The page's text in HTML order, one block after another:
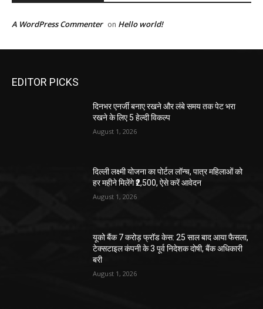
A WordPress Commenter on Hello world!
EDITOR PICKS
दिनभर एनर्जी बनाए रखने और लंबे समय तक पेट भरा
रखने के लिए 5 हेल्दी विकल्प
August 1, 2026
दिल्ली लक्ष्मी योजना का पोर्टल लॉन्च, पात्र महिलाओं को
हर महीने मिलेंगे ₹2,500, ऐसे करें आवेदन
August 1, 2026
यूको बैंक 7 करोड़ फ्रॉड केस: 25 साल बाद आया फैसला,
टेक्सटाइल कंपनी के 3 पूर्व निदेशक दोषी, बैंक अधिकारी
बरी
August 1, 2026